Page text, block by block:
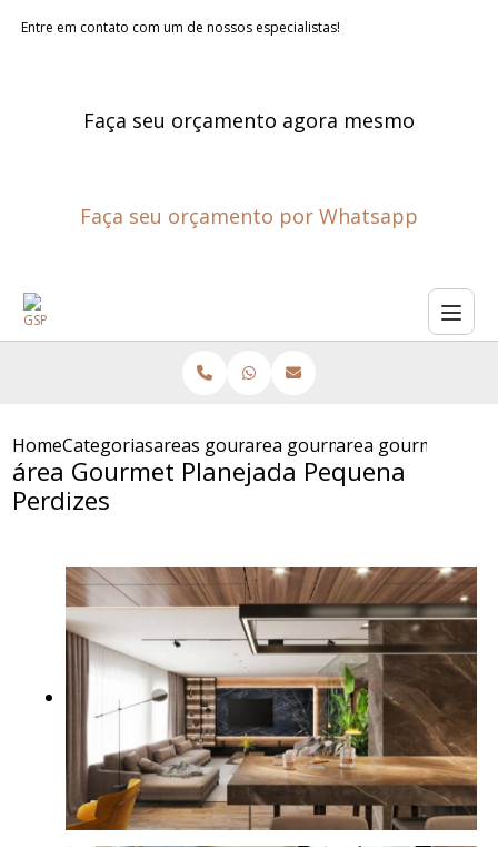
Entre em contato com um de nossos especialistas!
Faça seu orçamento agora mesmo
Faça seu orçamento por Whatsapp
HomeCategoriasareas gourmet planejadas
area gourmet pequena
area gourmet
área Gourmet Planejada Pequena
Perdizes